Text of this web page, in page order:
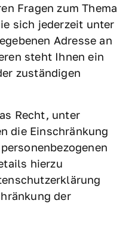
Fragen zum Thema
sich jederzeit unter
Adresse an
steht Ihnen ein
zuständigen
Recht, unter
die Einschränkung
hierzu
der